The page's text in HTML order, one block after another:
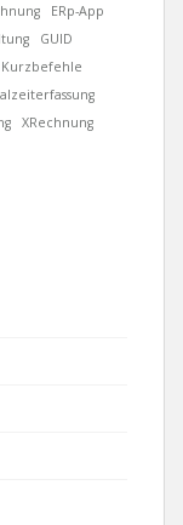
ERp-App
GUID
Kurzbefehle
XRechnung